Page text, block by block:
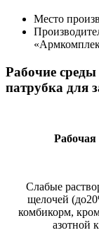
Место
Рабочие
патрубка для
Рабочая
Слабые
щелочей
комбикорм,
азотной